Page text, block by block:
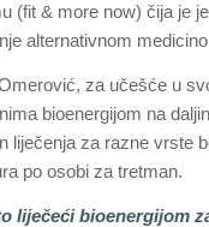
(fit & more now) čija je
alternativnom
za učešće u
bioenergijom na
liječenja za razne vrste
po osobi za tretman.
liječeći bioenergijom